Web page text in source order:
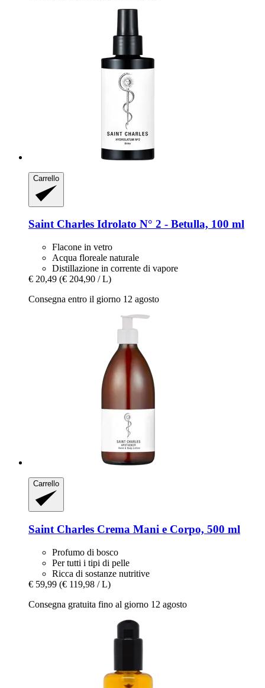
Carrello
Saint Charles Idrolato N° 2 -​ Betulla, 100 ml
Flacone in vetro
Acqua floreale naturale
Distillazione in corrente di vapore
€ 20,49 (€ 204,90 / L)
Consegna entro il giorno 12 agosto
Carrello
Saint Charles Crema Mani e Corpo, 500 ml
Profumo di bosco
Per tutti i tipi di pelle
Ricca di sostanze nutritive
€ 59,99 (€ 119,98 / L)
Consegna gratuita fino al giorno 12 agosto